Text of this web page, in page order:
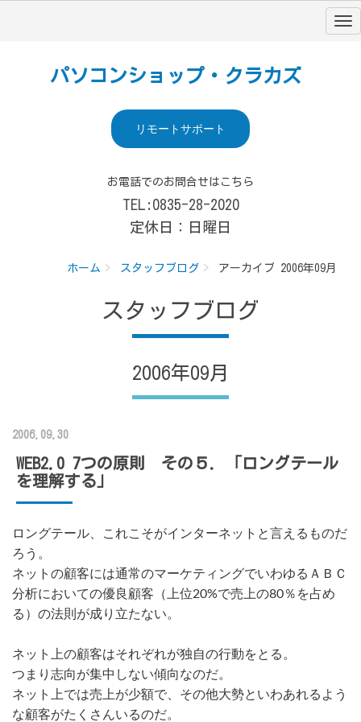
パソコンショップ・クラカズ
リモートサポート
お電話でのお問合せはこちら
TEL:0835-28-2020
定休日：日曜日
ホーム スタッフブログ アーカイブ 2006年09月
スタッフブログ
2006年09月
2006.09.30
WEB2.0 7つの原則 その５．「ロングテール
を理解する」
ロングテール、これこそがインターネットと言えるものだ
ろう。
ネットの顧客には通常のマーケティングでいわゆるＡＢＣ
分析においての優良顧客（上位20%で売上の80％を占め
る）の法則が成り立たない。
ネット上の顧客はそれぞれが独自の行動をとる。
つまり志向が集中しない傾向なのだ。
ネット上では売上が少額で、その他大勢といわあれるよう
な顧客がたくさんいるのだ。